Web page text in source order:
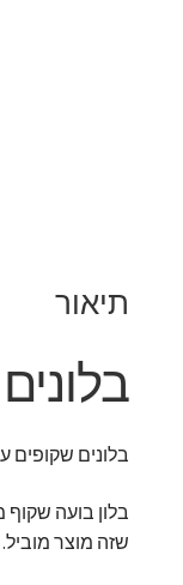
תיאור
בלונים שקופים
בלון בועה
שזה מוצר מוביל.